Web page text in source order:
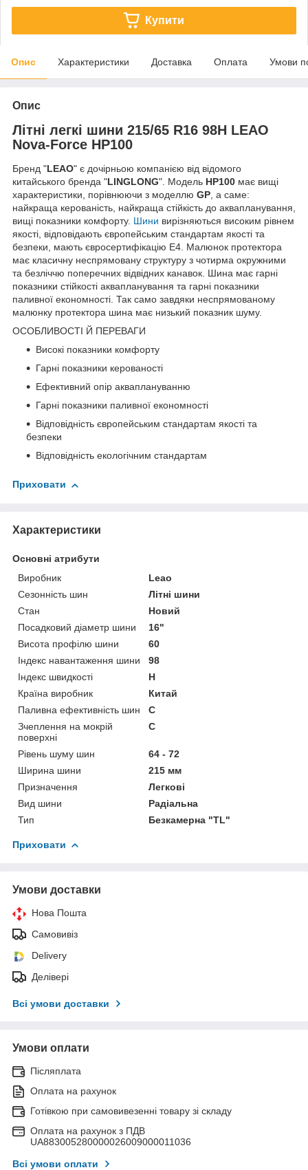
Купити
Опис Характеристики Доставка Оплата Умови
Опис
Літні легкі шини 215/65 R16 98H LEAO
Nova-Force HP100
Бренд "LEAO" є дочірньою компанією від відомого
китайського бренда "LINGLONG". Модель HP100 має вищі
характеристики, порівнюючи з моделлю GP, а саме:
найкраща керованість, найкраща стійкість до аквапланування,
вищі показники комфорту. Шини вирізняються високим рівнем
якості, відповідають європейським стандартам якості та
безпеки, мають євросертифікацію E4. Малюнок протектора
має класичну неспрямовану структуру з чотирма окружними
та безліччю поперечних відвідних канавок. Шина має гарні
показники стійкості аквапланування та гарні показники
паливної економності. Так само завдяки неспрямованому
малюнку протектора шина має низький показник шуму.
ОСОБЛИВОСТІ Й ПЕРЕВАГИ
Високі показники комфорту
Гарні показники керованості
Ефективний опір акваплануванню
Гарні показники паливної економності
Відповідність європейським стандартам якості та
безпеки
Відповідність екологічним стандартам
Приховати
Характеристики
Основні атрибути
Виробник
Leao
Сезонність шин
Літні шини
Стан
Новий
Посадковий діаметр шини
16"
Висота профілю шини
60
Індекс навантаження шини
98
Індекс швидкості
H
Країна виробник
Китай
Паливна ефективність шин
C
Зчеплення на мокрій
поверхні
C
Рівень шуму шин
64 - 72
Ширина шини
215 мм
Призначення
Легкові
Вид шини
Радіальна
Тип
Безкамерна "TL"
Приховати
Умови доставки
Нова Пошта
Самовивіз
Delivery
Делівері
Всі умови доставки
Умови оплати
Післяплата
Оплата на рахунок
Готівкою при самовивезенні товару зі складу
Оплата на рахунок з ПДВ
UA883005280000026009000011036
Всі умови оплати